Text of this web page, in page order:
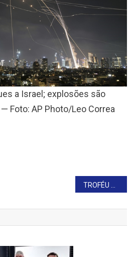
a Israel; explosões são
Foto: AP Photo/Leo Correa